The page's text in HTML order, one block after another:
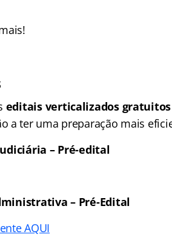
editais verticalizados gratuitos
a ter uma preparação mais
– Pré-edital
– Pré-Edital
AQUI